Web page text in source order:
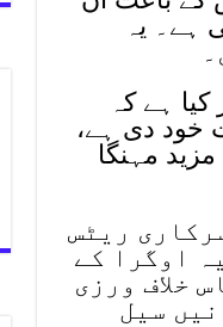
رہی ہے۔ یہ
ہے کہ
کی اجازت خود دی ہے،
مہنگا
ریٹس
اوگرا کے
خلاف ورزی
سیل